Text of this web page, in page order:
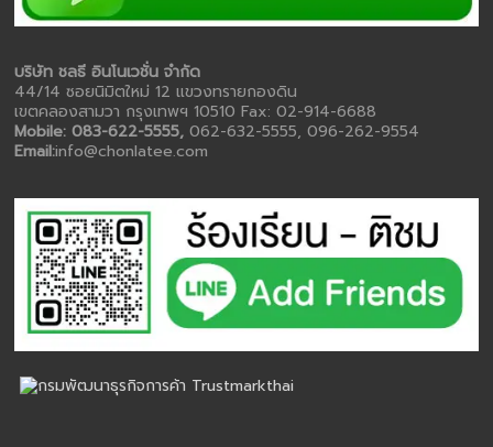
บริษัท ชลธี อินโนเวชั่น จำกัด
44/14 ซอยนิมิตใหม่ 12 แขวงทรายกองดิน
เขตคลองสามวา กรุงเทพฯ 10510 Fax: 02-914-6688
Mobile: 083-622-5555,062-632-5555, 096-262-9554
Email:info@chonlatee.com